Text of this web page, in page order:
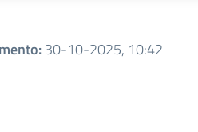
:30-10-2025, 10:42